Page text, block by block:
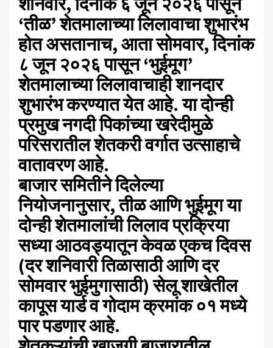
‘तीळ’ शेतमालाच्या लिलावाचा शुभारंभ
होत असतानाच, आता सोमवार, दिनांक
८ जून २०२६ पासून ‘भुईमूग’
शेतमालाच्या लिलावाचाही शानदार
शुभारंभ करण्यात येत आहे. या दोन्ही
प्रमुख नगदी पिकांच्या खरेदीमुळे
परिसरातील शेतकरी वर्गात उत्साहाचे
वातावरण आहे.
​बाजार समितीने दिलेल्या
नियोजनानुसार, तीळ आणि भुईमूग या
दोन्ही शेतमालांची लिलाव प्रक्रिया
सध्या आठवड्यातून केवळ एकच दिवस
(दर शनिवारी तिळासाठी आणि दर
सोमवार भुईमुगासाठी) सेलू शाखेतील
कापूस यार्ड व गोदाम क्रमांक ०१ मध्ये
पार पडणार आहे.